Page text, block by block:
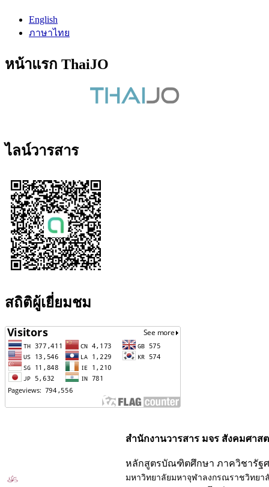
English
ภาษาไทย
หน้าแรก ThaiJO
ไลน์วารสาร
สถิติผู้เยี่ยมชม
สำนักงานวารสาร มจร สังคมศาส
หลักสูตรบัณฑิตศึกษา ภาควิชารัฐ
มหาวิทยาลัยมหาจุฬาลงกรณราชวิทยา